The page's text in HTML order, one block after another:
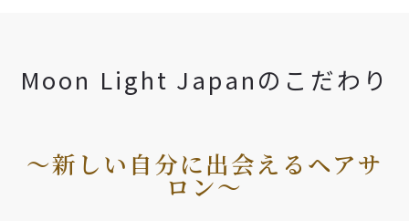
Moon Light Japanのこだわり
～新しい自分に出会えるヘアサ
ロン～